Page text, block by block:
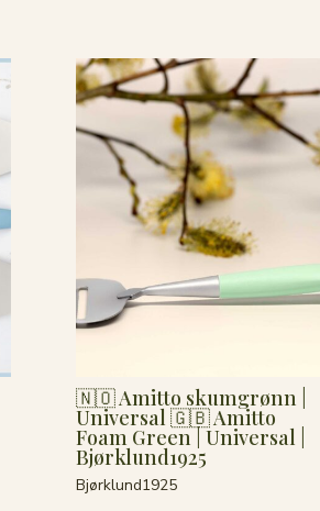
🇳🇴 Amitto skumgrønn |
Universal 🇬🇧 Amitto
Foam Green | Universal |
Bjørklund1925
Bjørklund1925